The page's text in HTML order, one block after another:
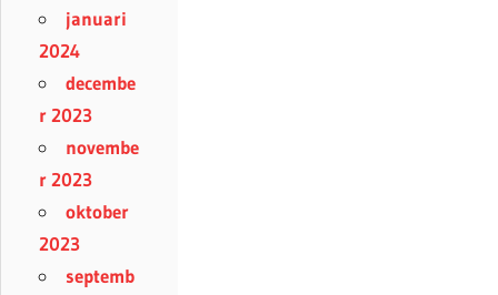
januari
2024
decembe
r 2023
novembe
r 2023
oktober
2023
septemb